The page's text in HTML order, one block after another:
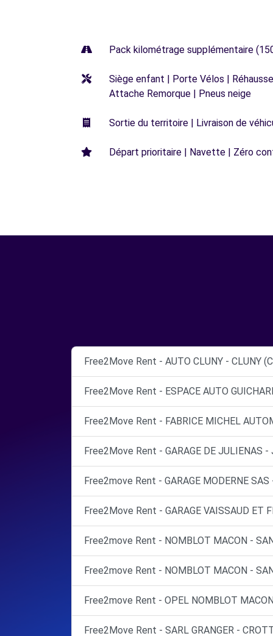
Pack kilométrage supplémentaire
Siège enfant | Porte Vélos |
Attache Remorque | Pneus neige
Sortie du territoire | Livraison de
Départ prioritaire | Navette | Zéro
Free2Move Rent - AUTO CLUNY - CLUNY
Free2Move Rent - ESPACE AUTO
Free2Move Rent - FABRICE MICHEL
Free2Move Rent - GARAGE DE JULIENAS -
Free2move Rent - GARAGE MODERNE
Free2Move Rent - GARAGE VAISSAUD ET
Free2move Rent - NOMBLOT MACON -
Free2move Rent - NOMBLOT MACON -
Free2move Rent - OPEL NOMBLOT
Free2Move Rent - SARL GRANGER -